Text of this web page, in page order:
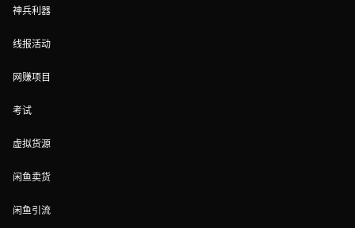
神兵利器
线报活动
网赚项目
考试
虚拟货源
闲鱼卖货
闲鱼引流